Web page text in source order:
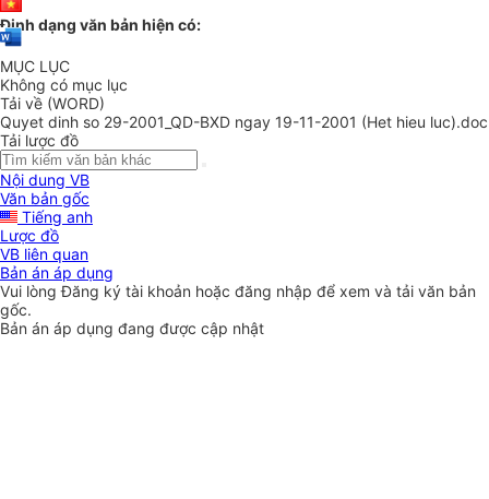
Định dạng văn bản hiện có:
MỤC LỤC
Không có mục lục
Tải về (WORD)
Quyet dinh so 29-2001_QD-BXD ngay 19-11-2001 (Het hieu luc).doc
Tải lược đồ
Nội dung VB
Văn bản gốc
Tiếng anh
Lược đồ
VB liên quan
Bản án áp dụng
Vui lòngĐăng ký tài khoản hoặc đăng nhập để xem và tải văn bản
gốc.
Bản án áp dụng đang được cập nhật